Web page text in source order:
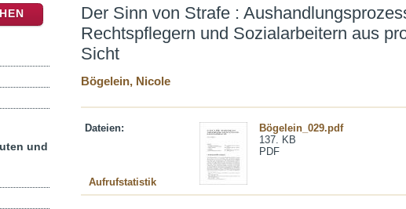
Der Sinn von Strafe :
Rechtspflegern und Sozialarbeitern aus
Sicht
Bögelein, Nicole
Dateien:
Bögelein_029.pdf
137. KB
PDF
Aufrufstatistik
und